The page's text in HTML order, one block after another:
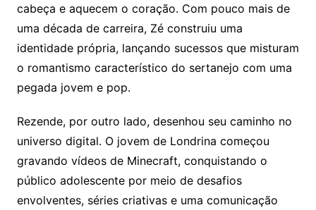
cabeça e aquecem o coração. Com pouco mais de
uma década de carreira, Zé construiu uma
identidade própria, lançando sucessos que misturam
o romantismo característico do sertanejo com uma
pegada jovem e pop.
Rezende, por outro lado, desenhou seu caminho no
universo digital. O jovem de Londrina começou
gravando vídeos de Minecraft, conquistando o
público adolescente por meio de desafios
envolventes, séries criativas e uma comunicação